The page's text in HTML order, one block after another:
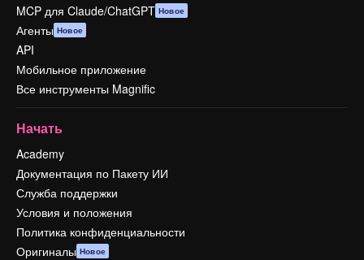
MCP для Claude/ChatGPT Новое
Агенты Новое
API
Мобильное приложение
Все инструменты Magnific
Начать
Academy
Документация по Пакету ИИ
Служба поддержки
Условия и положения
Политика конфиденциальности
Оригиналы Новое